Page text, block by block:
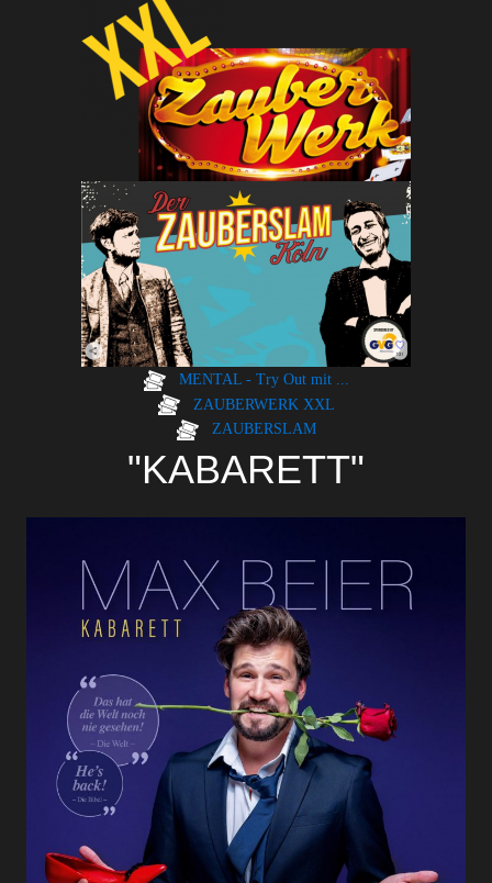
MENTAL - Try Out mit ...
ZAUBERWERK XXL
ZAUBERSLAM
"KABARETT"